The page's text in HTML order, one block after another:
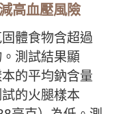
高血壓風險
體食物含超過
測試結果顯
的平均鈉含量
的火腿樣本